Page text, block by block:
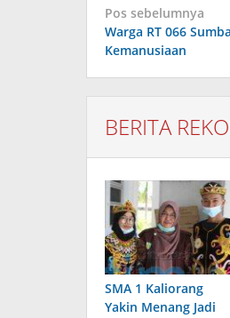
Navigasi
pos
Pos sebelumnya
Warga RT 066
Kemanusiaan
BERITA
SMA 1 Kaliorang
Yakin Menang Jadi